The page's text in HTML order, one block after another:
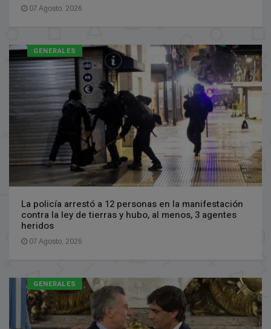
07 Agosto, 2026
GENERALES
La policía arrestó a 12 personas en la manifestación
contra la ley de tierras y hubo, al menos, 3 agentes
heridos
07 Agosto, 2026
GENERALES